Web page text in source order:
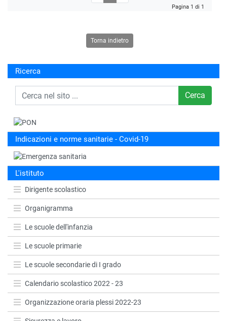
Ricerca
Cerca
Indicazioni e norme sanitarie - Covid-19
L'istituto
Dirigente scolastico
Organigramma
Le scuole dell'infanzia
Le scuole primarie
Le scuole secondarie di I grado
Calendario scolastico 2022 - 23
Organizzazione oraria plessi 2022-23
Pagina 1 di 1
Torna indietro